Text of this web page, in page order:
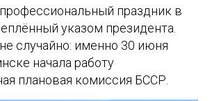
праздник в
указом президента.
случайно: именно 30 июня
начала работу
плановая комиссия БССР.